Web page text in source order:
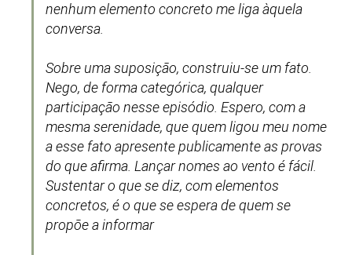
nenhum elemento concreto me liga àquela
conversa.
Sobre uma suposição, construiu-se um fato.
Nego, de forma categórica, qualquer
participação nesse episódio. Espero, com a
mesma serenidade, que quem ligou meu nome
a esse fato apresente publicamente as provas
do que afirma. Lançar nomes ao vento é fácil.
Sustentar o que se diz, com elementos
concretos, é o que se espera de quem se
propõe a informar